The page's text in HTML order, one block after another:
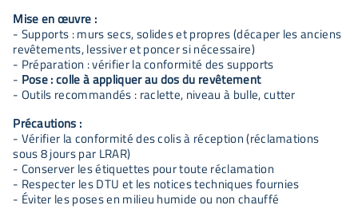
Mise en œuvre :
- Supports : murs secs, solides et propres (décaper les anciens
revêtements, lessiver et poncer si nécessaire)
- Préparation : vérifier la conformité des supports
- Pose : colle à appliquer au dos du revêtement
- Outils recommandés : raclette, niveau à bulle, cutter
Précautions :
- Vérifier la conformité des colis à réception (réclamations
sous 8 jours par LRAR)
- Conserver les étiquettes pour toute réclamation
- Respecter les DTU et les notices techniques fournies
- Éviter les poses en milieu humide ou non chauffé